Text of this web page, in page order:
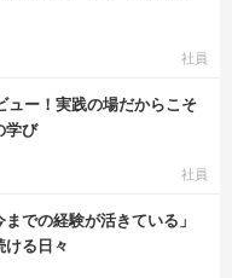
社員
ュー！実践の場だからこそ
学び
社員
での経験が活きている」
る日々